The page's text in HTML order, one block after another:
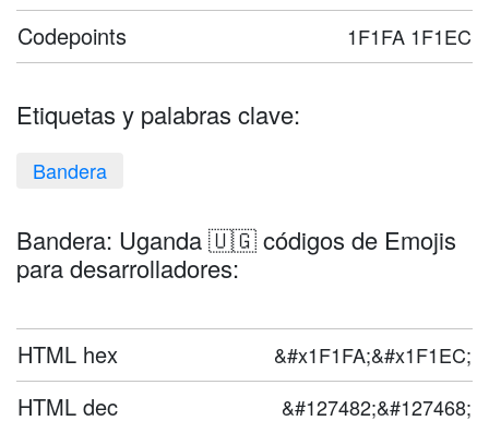
Codepoints 1F1FA 1F1EC
Etiquetas y palabras clave:
Bandera
Bandera: Uganda 🇺🇬 códigos de Emojis
para desarrolladores:
HTML hex &#x1F1FA;&#x1F1EC;
HTML dec &#127482;&#127468;